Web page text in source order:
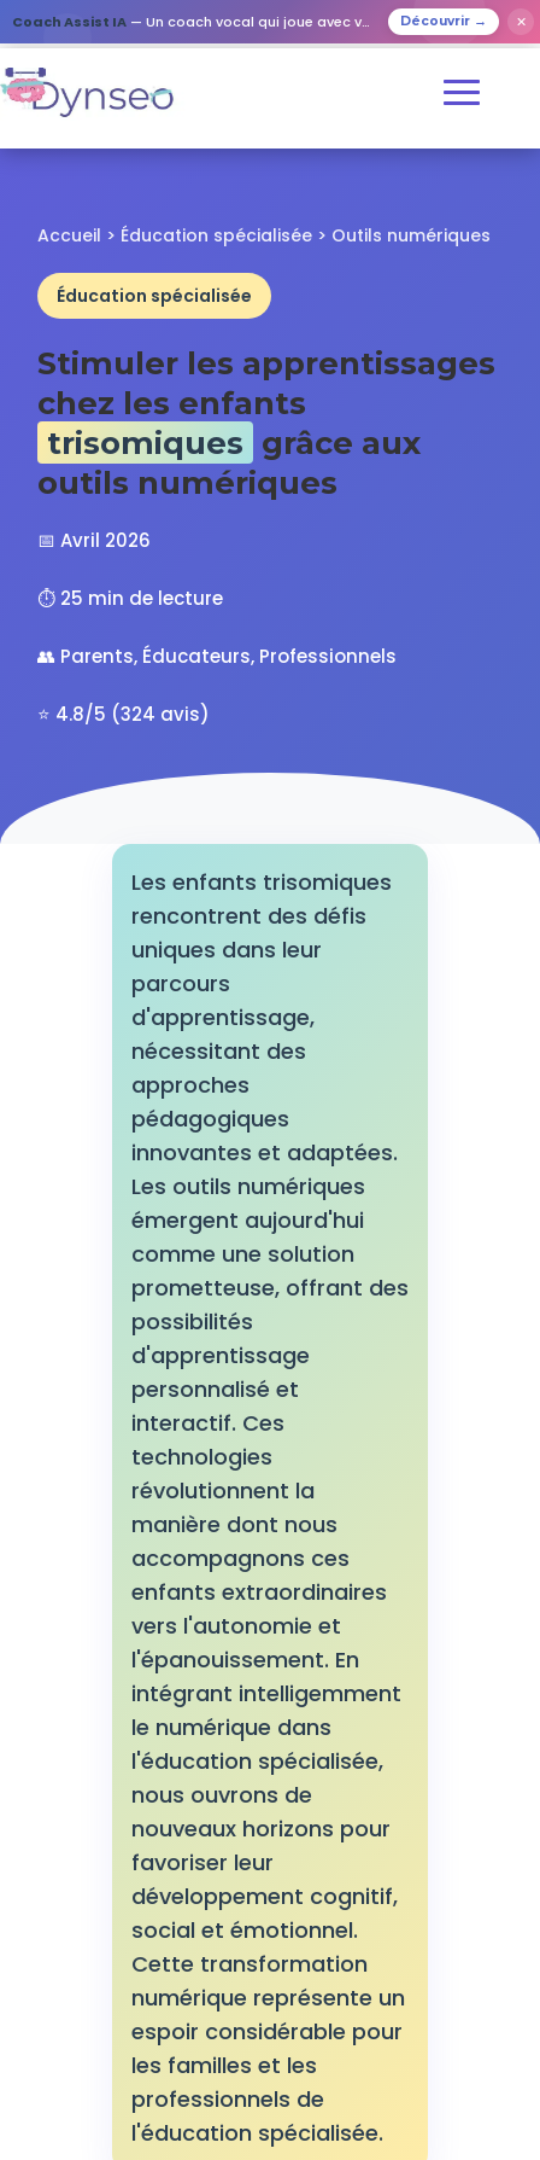
Coach Assist IA — Un coach vocal qui joue avec vos proches Découvrir → ✕
Accueil > Éducation spécialisée > Outils numériques
Éducation spécialisée
Stimuler les apprentissages
chez les enfants
trisomiques grâce aux
outils numériques
📅 Avril 2026
⏱️ 25 min de lecture
👥 Parents, Éducateurs, Professionnels
⭐ 4.8/5 (324 avis)
Les enfants trisomiques
rencontrent des défis
uniques dans leur
parcours
d'apprentissage,
nécessitant des
approches
pédagogiques
innovantes et adaptées.
Les outils numériques
émergent aujourd'hui
comme une solution
prometteuse, offrant des
possibilités
d'apprentissage
personnalisé et
interactif. Ces
technologies
révolutionnent la
manière dont nous
accompagnons ces
enfants extraordinaires
vers l'autonomie et
l'épanouissement. En
intégrant intelligemment
le numérique dans
l'éducation spécialisée,
nous ouvrons de
nouveaux horizons pour
favoriser leur
développement cognitif,
social et émotionnel.
Cette transformation
numérique représente un
espoir considérable pour
les familles et les
professionnels de
l'éducation spécialisée.